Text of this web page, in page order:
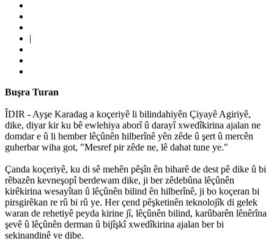
|
Buşra Turan
ÎDIR - Ayşe Karadag a koçeriyê li bilindahiyên Çiyayê Agiriyê,
dike, diyar kir ku bê ewlehiya aborî û darayî xwedîkirina ajalan ne
domdar e û li hember lêçûnên hilberînê yên zêde û şert û mercên
guherbar wiha got, "Mesref pir zêde ne, lê dahat tune ye."
Çanda koçeriyê, ku di sê mehên pêşîn ên biharê de dest pê dike û bi
rêbazên kevneşopî berdewam dike, ji ber zêdebûna lêçûnên
kirêkirina wesayîtan û lêçûnên bilind ên hilberînê, ji bo koçeran bi
pirsgirêkan re rû bi rû ye. Her çend pêşketinên teknolojîk di gelek
waran de rehetiyê peyda kirine jî, lêçûnên bilind, karûbarên lênêrîna
şevê û lêçûnên derman û bijîşkî xwedîkirina ajalan ber bi
sekinandinê ve dibe.